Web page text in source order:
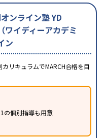
ンライン塾 YD
イディーアカデミ
ン
リキュラムでMARCH合格を目
の個別指導も用意